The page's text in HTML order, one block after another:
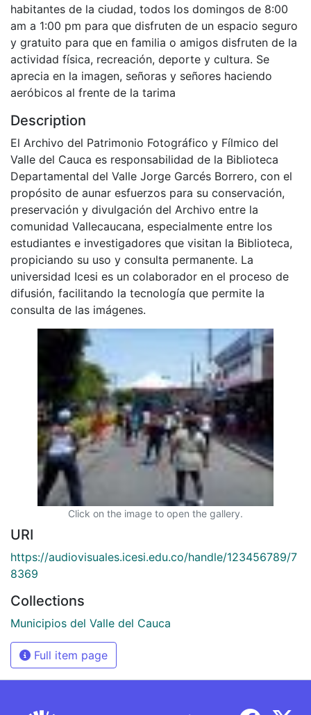
habitantes de la ciudad, todos los domingos de 8:00
am a 1:00 pm para que disfruten de un espacio seguro
y gratuito para que en familia o amigos disfruten de la
actividad física, recreación, deporte y cultura. Se
aprecia en la imagen, señoras y señores haciendo
aeróbicos al frente de la tarima
Description
El Archivo del Patrimonio Fotográfico y Fílmico del
Valle del Cauca es responsabilidad de la Biblioteca
Departamental del Valle Jorge Garcés Borrero, con el
propósito de aunar esfuerzos para su conservación,
preservación y divulgación del Archivo entre la
comunidad Vallecaucana, especialmente entre los
estudiantes e investigadores que visitan la Biblioteca,
propiciando su uso y consulta permanente. La
universidad Icesi es un colaborador en el proceso de
difusión, facilitando la tecnología que permite la
consulta de las imágenes.
Click on the image to open the gallery.
URI
https://audiovisuales.icesi.edu.co/handle/123456789/7
8369
Collections
Municipios del Valle del Cauca
Full item page